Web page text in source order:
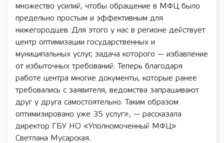
множество усилий, чтобы обращение в МФЦ было
предельно простым и эффективным для
нижегородцев. Для этого у нас в регионе действует
центр оптимизации государственных и
муниципальных услуг, задача которого — избавление
от избыточных требований. Теперь благодаря
работе центра многие документы, которые ранее
требовались с заявителя, ведомства запрашивают
друг у друга самостоятельно. Таким образом
оптимизировано уже 35 услуг», — рассказала
директор ГБУ НО «Уполномоченный МФЦ»
Светлана Мусарская.